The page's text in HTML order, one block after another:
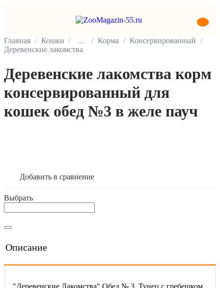
Главная Кошки ... Корма
Консервированный
Деревенские лакомства
Деревенские лакомства корм
консервированный для
кошек обед №3 в желе пауч
Добавить в сравнение
Выбрать
Описание
"Деревенские Лакомства" Обед № 3. Тунец с гребешком,